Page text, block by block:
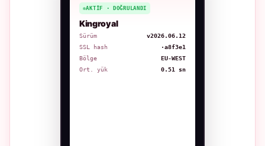
AKTIF · DOĞRULANDI
Kingroyal
Sürüm
v2026.06.12
SSL hash
·a8f3e1
Bölge
EU-WEST
Ort. yük
0.51 sn